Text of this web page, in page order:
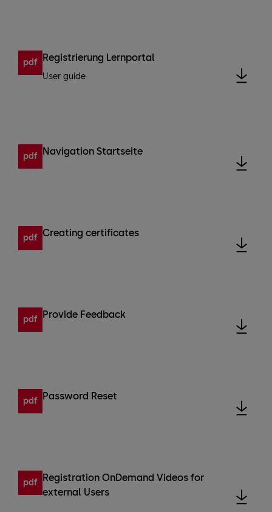
pdf Registrierung Lernportal
User guide
pdf Navigation Startseite
pdf Creating certificates
pdf Provide Feedback
pdf Password Reset
pdf Registration OnDemand Videos for
external Users